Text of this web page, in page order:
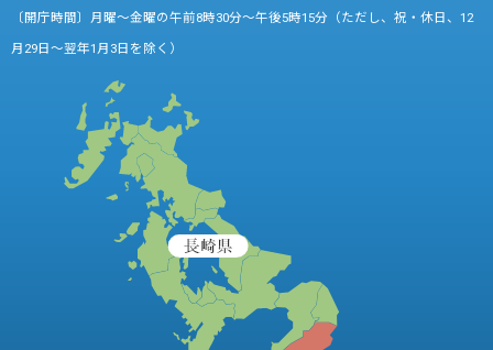
〔開庁時間〕月曜～金曜の午前8時30分～午後5時15分（ただし、祝・休日、12
月29日～翌年1月3日を除く）